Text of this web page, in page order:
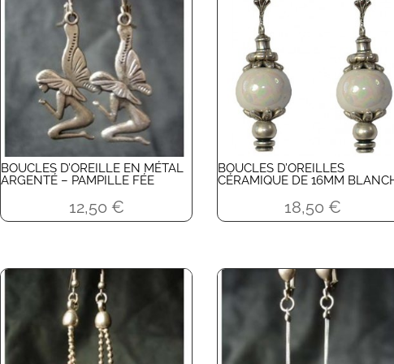
BOUCLES D’OREILLE EN MÉTAL
ARGENTÉ – PAMPILLE FÉE
12,50 €
BOUCLES D’OREILLES
CÉRAMIQUE DE 16MM
18,50 €